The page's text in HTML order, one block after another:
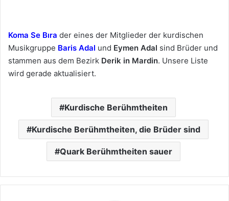
Koma Se Bıra der eines der Mitglieder der kurdischen
Musikgruppe Baris Adal und Eymen Adal sind Brüder und
stammen aus dem Bezirk Derik in Mardin. Unsere Liste
wird gerade aktualisiert.
Kurdische Berühmtheiten
Kurdische Berühmtheiten, die Brüder sind
Quark Berühmtheiten sauer